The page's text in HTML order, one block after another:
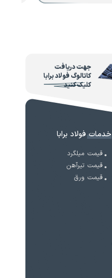
جهت دریافت
کاتالوگ فولاد برابا
کلیک کنید
خدمات فولاد برابا
قیمت میلگرد
قیمت تیرآهن
قیمت ورق